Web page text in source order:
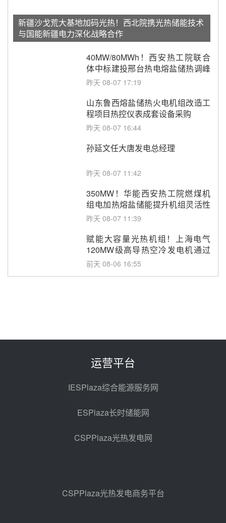
新疆沙戈荒大基地加码光热！西北院携光热储能技术
与国能新疆电力深化战略合作
40MW/80MWh！西安热工院联合
体中标建投邢台热电熔盐储热调峰
调频改造EPC项目
昨天 08-07 17:19
山东鲁西熔盐储热火电机组改造工
程项目热控仪表成套设备采购
昨天 08-07 16:44
孙延文任大唐发电总经理
昨天 08-07 11:42
350MW！华能西安热工院燃煤机
组电加热熔盐储能提升机组灵活性
改造项目初步设计第三方评审服务
昨天 08-07 11:39
赋能大容量光热机组！上海电气
120MW级高导热空冷发电机通过
型式试验
前天 08-06 16:55
100MW光工程性能试验采购
光热示范电站二列蒸汽发生器设备
亚核阀业中标天山北麓100MW光
热发电工程EPC总承包项目熔盐截
止阀、熔盐三偏心蝶阀采购
08-05 17:15
包项目熔盐介质超声波流量计采购
08-05 17:09
运营平台
IESPlaza综合能源服务网
ESPlaza长时储能网
CSPPlaza光热发电网
CSPPlaza光热发电商务平台